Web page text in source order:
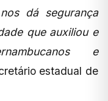
dá segurança
que auxiliou e
e
estadual de